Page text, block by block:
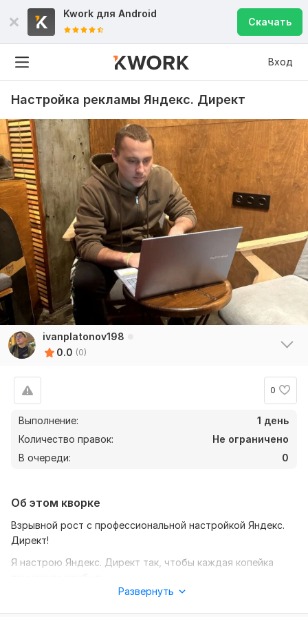
Kwork для Android
Скачать
Вход
Настройка рекламы Яндекс. Директ
ivanplatonov198
0.0 (0)
0
Выполнение:
1 день
Количество правок:
Не ограничено
В очереди:
0
Об этом кворке
Взрывной рост с профессиональной настройкой Яндекс.
Директ!
Я настрою Яндекс. Директ так, чтобы каждая копейка
Развернуть